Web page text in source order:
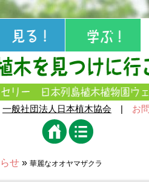
一般社団法人日本植木協会 | お
せ » 華麗なオオヤマザクラ